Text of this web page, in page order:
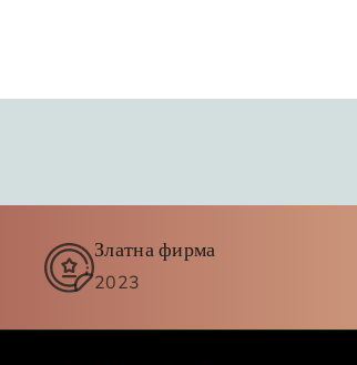
Златна фирма
2023